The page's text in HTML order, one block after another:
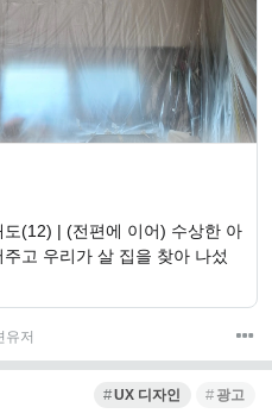
| (전편에 이어) 수상한 아
유저
UX 디자인 광고